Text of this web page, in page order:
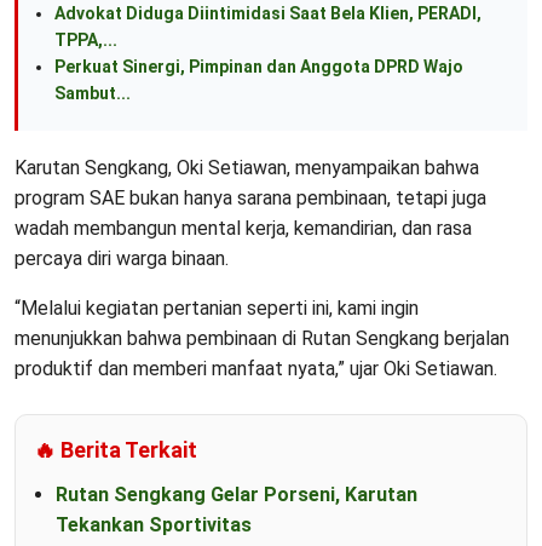
Advokat Diduga Diintimidasi Saat Bela Klien, PERADI,
TPPA,...
Perkuat Sinergi, Pimpinan dan Anggota DPRD Wajo
Sambut...
Karutan Sengkang, Oki Setiawan, menyampaikan bahwa
program SAE bukan hanya sarana pembinaan, tetapi juga
wadah membangun mental kerja, kemandirian, dan rasa
percaya diri warga binaan.
“Melalui kegiatan pertanian seperti ini, kami ingin
menunjukkan bahwa pembinaan di Rutan Sengkang berjalan
produktif dan memberi manfaat nyata,” ujar Oki Setiawan.
🔥 Berita Terkait
Rutan Sengkang Gelar Porseni, Karutan
Tekankan Sportivitas